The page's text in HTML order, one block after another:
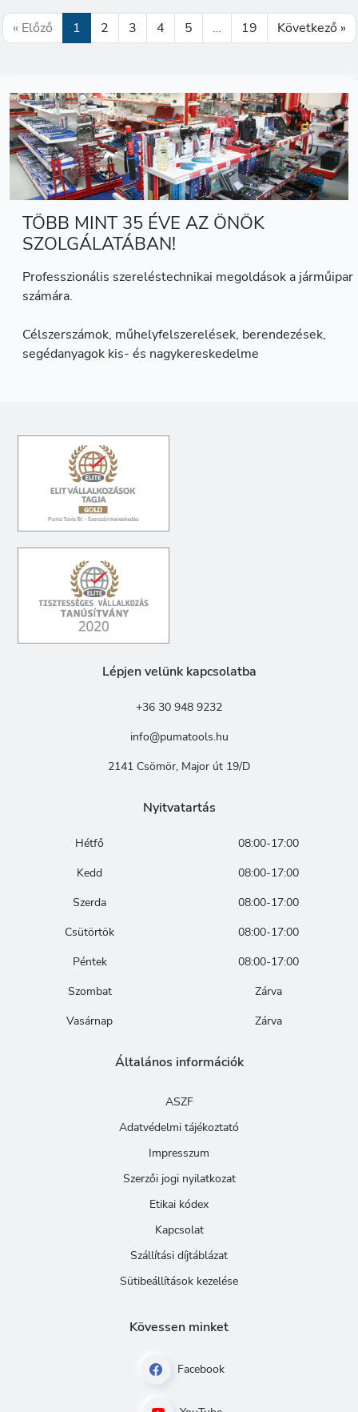
« Előző 1 2 3 4 5 … 19 Következő »
TÖBB MINT 35 ÉVE AZ ÖNÖK
SZOLGÁLATÁBAN!
Professzionális szereléstechnikai megoldások a járműipar
számára.
Célszerszámok, műhelyfelszerelések, berendezések,
segédanyagok kis- és nagykereskedelme
Lépjen velünk kapcsolatba
+36 30 948 9232
info@pumatools.hu
2141 Csömör, Major út 19/D
Nyitvatartás
Hétfő
08:00-17:00
Kedd
08:00-17:00
Szerda
08:00-17:00
Csütörtök
08:00-17:00
Péntek
08:00-17:00
Szombat
Zárva
Vasárnap
Zárva
Általános információk
ASZF
Adatvédelmi tájékoztató
Impresszum
Szerzői jogi nyilatkozat
Etikai kódex
Kapcsolat
Szállítási díjtáblázat
Sütibeállítások kezelése
Kövessen minket
Facebook